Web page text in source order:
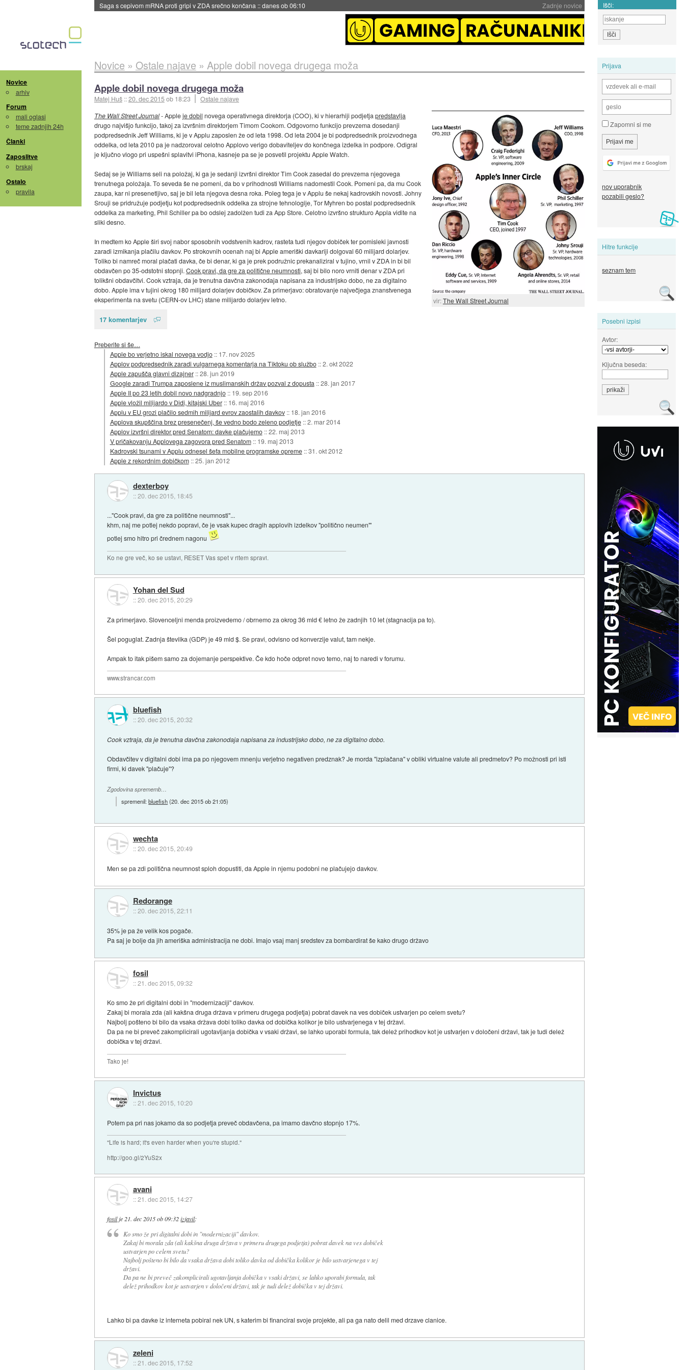
Zadnje novice
BMW v vozilih začel predvajati reklame::danes ob 06:09 Išči:
Novice
arhiv
Forum
mali oglasi
teme zadnjih 24h
Članki
Zaposlitve
brskaj
Ostalo
pravila
Prijava
Zapomni si me
nov uporabnik
pozabili geslo?
Hitre funkcije
seznam tem
Posebni izpisi
Avtor:
Ključna beseda:
Novice » Ostale najave » Apple dobil novega drugega moža
Apple dobil novega drugega moža
Matej Huš ::20. dec 2015ob 18:23 Ostale najave
vir:The Wall Street Journal
The Wall Street Journal- Appleje dobil novega operativnega direktorja (COO), ki v hierarhiji podjetja predstavlja
drugo najvišjo funkcijo, takoj za izvršnim direktorjem Timom Cookom. Odgovorno funkcijo prevzema dosedanji
podpredsednik Jeff Williams, ki je v Applu zaposlen že od leta 1998. Od leta 2004 je bi podpredsednik proizvodnega
oddelka, od leta 2010 pa je nadzoroval celotno Applovo verigo dobaviteljev do končnega izdelka in podpore. Odigral
je ključno vlogo pri uspešni splavitvi iPhona, kasneje pa se je posvetil projektu Apple Watch.
Sedaj se je Williams seli na položaj, ki ga je sedanji izvršni direktor Tim Cook zasedal do prevzema njegovega
trenutnega položaja. To seveda še ne pomeni, da bo v prihodnosti Williams nadomestil Cook. Pomeni pa, da mu Cook
zaupa, kar ni presenetljivo, saj je bil leta njegova desna roka. Poleg tega je v Applu še nekaj kadrovskih novosti. Johny
Srouji se pridružuje podjetju kot podpredsednik oddelka za strojne tehnologije, Tor Myhren bo postal podpredsednik
oddelka za marketing, Phil Schiller pa bo odslej zadolžen tudi za App Store. Celotno izvršno strukturo Appla vidite na
sliki desno.
In medtem ko Apple širi svoj nabor sposobnih vodstvenih kadrov, rasteta tudi njegov dobiček ter pomisleki javnosti
zaradi izmikanja plačilu davkov. Po strokovnih ocenah naj bi Apple ameriški davkariji dolgoval 60 milijard dolarjev.
Toliko bi namreč moral plačati davka, če bi denar, ki ga je prek podružnic prekanaliziral v tujino, vrnil v ZDA in bi bil
obdavčen po 35-odstotni stopnji. Cook pravi, da gre za politične neumnosti, saj bi bilo noro vrniti denar v ZDA pri
tolikšni obdavčitvi. Cook vztraja, da je trenutna davčna zakonodaja napisana za industrijsko dobo, ne za digitalno
dobo. Apple ima v tujini okrog 180 milijard dolarjev dobičkov. Za primerjavo: obratovanje največjega znanstvenega
eksperimenta na svetu (CERN-ov LHC) stane milijardo dolarjev letno.
17 komentarjev
Preberite si še…
Apple bo verjetno iskal novega vodjo :: 17. nov 2025
Applov podpredsednik zaradi vulgarnega komentarja na Tiktoku ob službo ::2. okt 2022
Apple zapušča glavni dizajner ::28. jun 2019
Google zaradi Trumpa zaposlene iz muslimanskih držav pozval z dopusta ::28. jan 2017
Apple II po 23 letih dobil novo nadgradnjo :: 19. sep 2016
Apple vložil milijardo v Didi, kitajski Uber :: 16. maj 2016
Applu v EU grozi plačilo sedmih milijard evrov zaostalih davkov :: 18. jan 2016
Applova skupščina brez presenečenj, še vedno bodo zeleno podjetje ::2. mar 2014
Applov izvršni direktor pred Senatom: davke plačujemo ::22. maj 2013
V pričakovanju Applovega zagovora pred Senatom :: 19. maj 2013
Kadrovski tsunami v Applu odnesel šefa mobilne programske opreme ::31. okt 2012
Apple z rekordnim dobičkom ::25. jan 2012
dexterboy
::20. dec 2015, 18:45
..."Cook pravi, da gre za politične neumnosti"...
khm, naj me potlej nekdo popravi, če je vsak kupec dragih applovih izdelkov "politično neumen"'
potlej smo hitro pri črednem nagonu
Ko ne gre več, ko se ustavi, RESET Vas spet v ritem spravi.
Yohan del Sud
::20. dec 2015, 20:29
Za primerjavo. Slovenceljni menda proizvedemo / obrnemo za okrog 36 mld € letno že zadnjih 10 let (stagnacija pa to).
Šel poguglat. Zadnja številka (GDP) je 49 mld $. Se pravi, odvisno od konverzije valut, tam nekje.
Ampak to itak pišem samo za dojemanje perspektive. Če kdo hoče odpret novo temo, naj to naredi v forumu.
www.strancar.com
bluefish
::20. dec 2015, 20:32
Cook vztraja, da je trenutna davčna zakonodaja napisana za industrijsko dobo, ne za digitalno dobo.
Obdavčitev v digitalni dobi ima pa po njegovem mnenju verjetno negativen predznak? Je morda "izplačana" v obliki virtualne valute ali predmetov? Po možnosti pri isti
firmi, ki davek "plačuje"?
Zgodovina sprememb…
spremenil:bluefish(20. dec 2015 ob 21:05)
wechta
::20. dec 2015, 20:49
Men se pa zdi politična neumnost sploh dopustiti, da Apple in njemu podobni ne plačujejo davkov.
Redorange
::20. dec 2015, 22:11
35% je pa že velik kos pogače.
Pa saj je bolje da jih ameriška administracija ne dobi. Imajo vsaj manj sredstev za bombardirat še kako drugo državo
fosil
::21. dec 2015, 09:32
Ko smo že pri digitalni dobi in "modernizaciji" davkov.
Zakaj bi morala zda (ali kakšna druga država v primeru drugega podjetja) pobrat davek na ves dobiček ustvarjen po celem svetu?
Najbolj pošteno bi bilo da vsaka država dobi toliko davka od dobička kolikor je bilo ustvarjenega v tej državi.
Da pa ne bi preveč zakomplicirali ugotavljanja dobička v vsaki državi, se lahko uporabi formula, tak delež prihodkov kot je ustvarjen v določeni državi, tak je tudi delež
dobička v tej državi.
Tako je!
Invictus
::21. dec 2015, 10:20
Potem pa pri nas jokamo da so podjetja preveč obdavčena, pa imamo davčno stopnjo 17%.
"Life is hard; it's even harder when you're stupid."
http://goo.gl/2YuS2x
avani
::21. dec 2015, 14:27
fosilje 21. dec 2015 ob 09:32 izjavil:
Ko smo že pri digitalni dobi in "modernizaciji" davkov.
Zakaj bi morala zda (ali kakšna druga država v primeru drugega podjetja) pobrat davek na ves dobiček
ustvarjen po celem svetu?
Najbolj pošteno bi bilo da vsaka država dobi toliko davka od dobička kolikor je bilo ustvarjenega v tej
državi.
Da pa ne bi preveč zakomplicirali ugotavljanja dobička v vsaki državi, se lahko uporabi formula, tak
delež prihodkov kot je ustvarjen v določeni državi, tak je tudi delež dobička v tej državi.
Lahko bi pa davke iz interneta pobiral nek UN, s katerim bi financiral svoje projekte, ali pa ga nato delil med drzave clanice.
zeleni
::21. dec 2015, 17:52